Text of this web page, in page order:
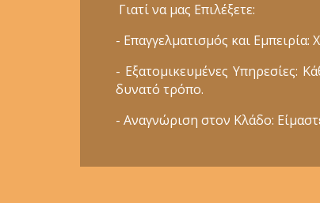
Γιατί να μας Επιλέξετε:
- Επαγγελματισμός και
- Εξατομικευμένες Υπηρεσίες:
δυνατό τρόπο.
- Αναγνώριση στον Κλάδο: